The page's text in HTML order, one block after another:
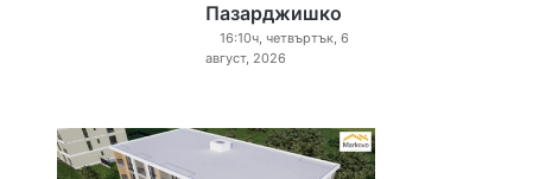
Пазарджишко
16:10ч, четвъртък, 6
август, 2026